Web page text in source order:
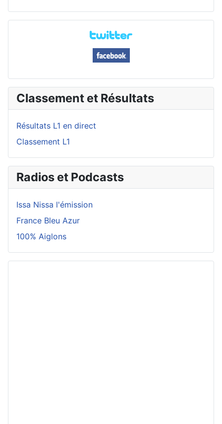
Classement et Résultats
Résultats L1 en direct
Classement L1
Radios et Podcasts
Issa Nissa l'émission
France Bleu Azur
100% Aiglons